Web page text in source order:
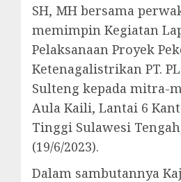
SH, MH bersama
memimpin Kegiatan
Pelaksanaan Proyek
Ketenagalistrikan PT.
Sulteng kepada mitra-
Aula Kaili, Lantai 6
Tinggi Sulawesi
(19/6/2023).
Dalam sambutannya